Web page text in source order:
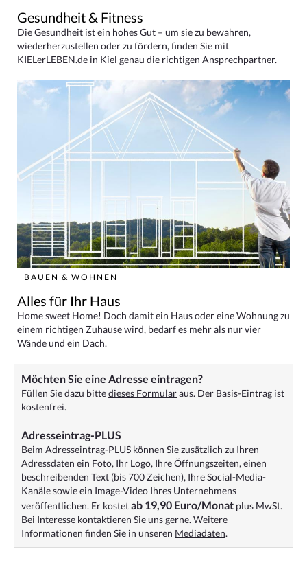
Gesundheit & Fitness
Die Gesundheit ist ein hohes Gut – um sie zu bewahren,
wiederherzustellen oder zu fördern, finden Sie mit
KIELerLEBEN.de in Kiel genau die richtigen Ansprechpartner.
BAUEN & WOHNEN
Alles für Ihr Haus
Home sweet Home! Doch damit ein Haus oder eine Wohnung zu
einem richtigen Zuhause wird, bedarf es mehr als nur vier
Wände und ein Dach.
Möchten Sie eine Adresse eintragen?
Füllen Sie dazu bittedieses Formularaus. Der Basis-Eintrag ist
kostenfrei.
Adresseintrag-PLUS
Beim Adresseintrag-PLUS können Sie zusätzlich zu Ihren
Adressdaten ein Foto, Ihr Logo, Ihre Öffnungszeiten, einen
beschreibenden Text (bis 700 Zeichen), Ihre Social-Media-
Kanäle sowie ein Image-Video Ihres Unternehmens
veröffentlichen. Er kostetab 19,90 Euro/Monat plus MwSt.
Bei Interesse kontaktieren Sie uns gerne. Weitere
Informationen finden Sie in unseren Mediadaten.